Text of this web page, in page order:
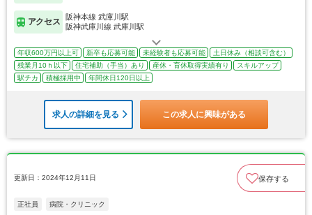
アクセス
阪神本線 武庫川駅
阪神武庫川線 武庫川駅
年収600万円以上可 新卒も応募可能 未経験者も応募可能
土日休み（相談可含む）
残業月10ｈ以下
住宅補助（手当）あり 産休・育休取得実績有り
スキルアップ
駅チカ
積極採用中 年間休日120日以上
求人の詳細を見る この求人に興味がある
更新日：2024年12月11日 保存する
正社員 病院・クリニック